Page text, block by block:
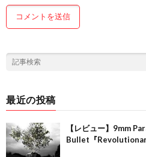
最近の投稿
【レビュー】9mm
Bullet『